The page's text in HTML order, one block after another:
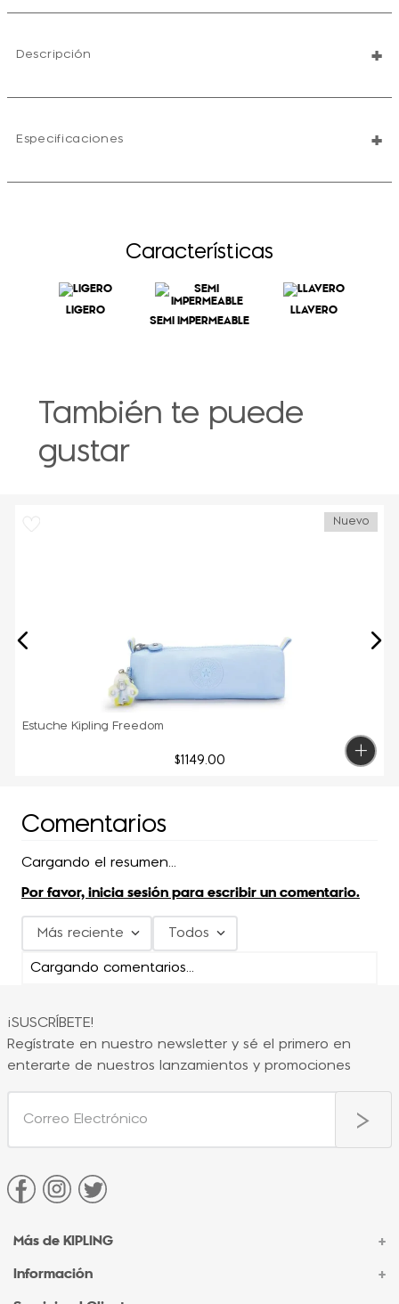
Descripción +
Especificaciones +
Características
LIGERO
SEMI IMPERMEABLE
LLAVERO
También te puede
gustar
Nuevo
Estuche Kipling Freedom
$1149.00
Comentarios
Cargando el resumen…
Por favor, inicia sesión para escribir un comentario.
Más reciente Todos
Cargando comentarios…
¡SUSCRÍBETE!
Regístrate en nuestro newsletter y sé el primero en
enterarte de nuestros lanzamientos y promociones
Más de KIPLING +
Acerca de Kipling
Información +